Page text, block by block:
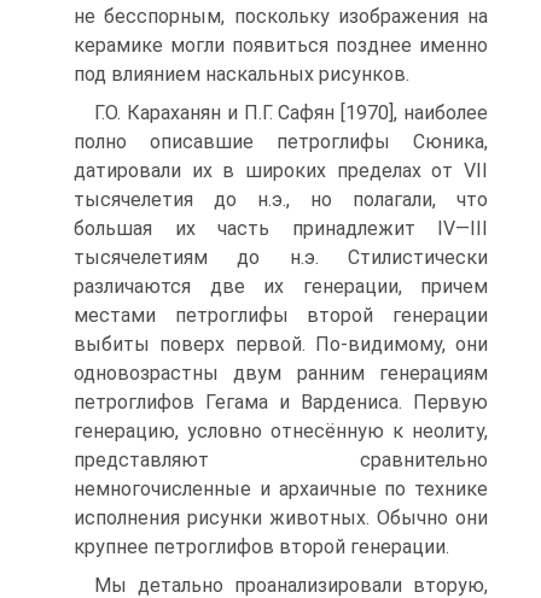
не бесспорным, поскольку изображе­ния на
керамике могли появиться позднее именно
под влиянием наскальных ри­сунков.
Г.О. Караханян и П.Г. Сафян [1970], наиболее
полно описавшие петрогли­фы Сюника,
датировали их в широких пределах от VII
тысячелетия до н.э., но полагали, что
большая их часть принадлежит IV—III
тысячелетиям до н.э. Сти­листически
различаются две их генерации, причем
местами петроглифы второй генерации
выбиты поверх первой. По-видимому, они
одновозрастны двум ран­ним генерациям
петроглифов Гегама и Вардениса. Первую
генерацию, условно отнесённую к неолиту,
представляют сравнительно
немногочисленные и арха­ичные по технике
исполнения рисунки животных. Обычно они
крупнее петрог­лифов второй генерации.
Мы детально проанализировали вторую,